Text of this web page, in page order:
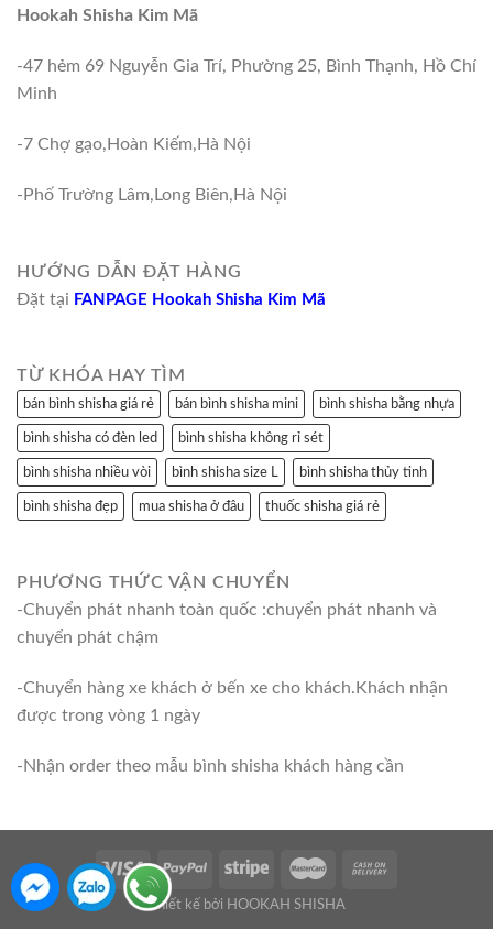
Hookah Shisha Kim Mã
-47 hẻm 69 Nguyễn Gia Trí, Phường 25, Bình Thạnh, Hồ Chí
Minh
-7 Chợ gạo,Hoàn Kiếm,Hà Nội
-Phố Trường Lâm,Long Biên,Hà Nội
HƯỚNG DẪN ĐẶT HÀNG
Đặt tại FANPAGE Hookah Shisha Kim Mã
TỪ KHÓA HAY TÌM
bán bình shisha giá rẻ bán bình shisha mini bình shisha bằng nhựa
bình shisha có đèn led bình shisha không rỉ sét
bình shisha nhiều vòi bình shisha size L bình shisha thủy tinh
bình shisha đẹp mua shisha ở đâu thuốc shisha giá rẻ
PHƯƠNG THỨC VẬN CHUYỂN
-Chuyển phát nhanh toàn quốc :chuyển phát nhanh và
chuyển phát chậm
-Chuyển hàng xe khách ở bến xe cho khách.Khách nhận
được trong vòng 1 ngày
-Nhận order theo mẫu bình shisha khách hàng cần
Thiết kế bởi HOOKAH SHISHA